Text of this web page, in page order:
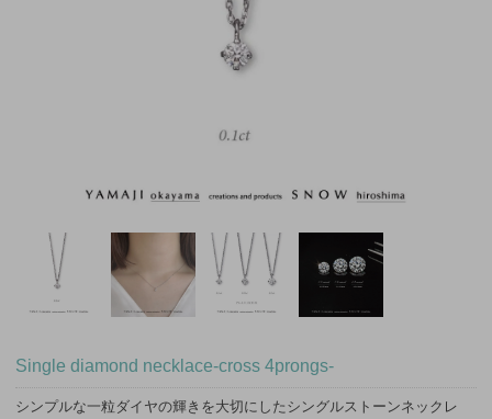
Single diamond necklace-cross 4prongs-
シンプルな一粒ダイヤの輝きを大切にしたシングルストーンネックレ